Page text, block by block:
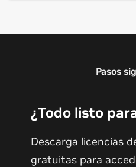
Pasos
¿Todo listo
Descarga licencias
gratuitas para